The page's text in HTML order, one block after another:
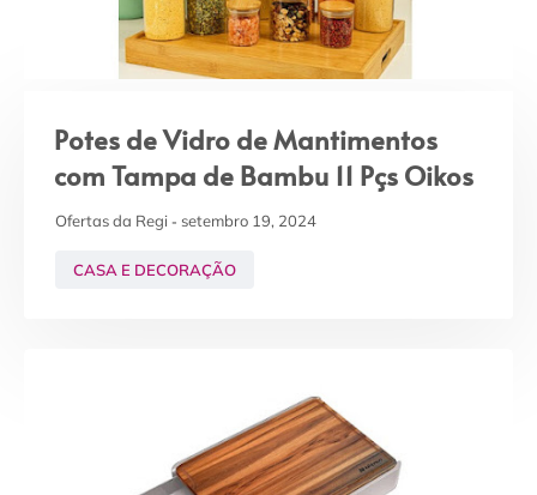
Potes de Vidro de Mantimentos
com Tampa de Bambu 11 Pçs Oikos
Ofertas da Regi setembro 19, 2024
CASA E DECORAÇÃO